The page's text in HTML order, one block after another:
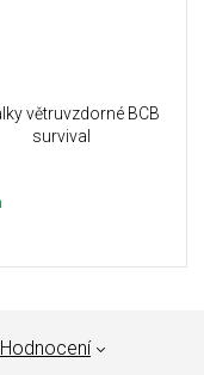
větruvzdorné BCB
survival
Hodnocení